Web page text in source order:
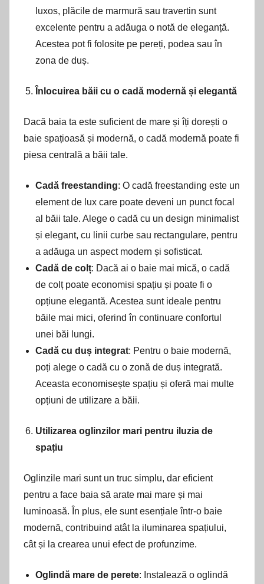
luxos, plăcile de marmură sau travertin sunt
excelente pentru a adăuga o notă de eleganță.
Acestea pot fi folosite pe pereți, podea sau în
zona de duș.
Înlocuirea băii cu o cadă modernă și elegantă
Dacă baia ta este suficient de mare și îți dorești o
baie spațioasă și modernă, o cadă modernă poate fi
piesa centrală a băii tale.
Cadă freestanding: O cadă freestanding este un
element de lux care poate deveni un punct focal
al băii tale. Alege o cadă cu un design minimalist
și elegant, cu linii curbe sau rectangulare, pentru
a adăuga un aspect modern și sofisticat.
Cadă de colț: Dacă ai o baie mai mică, o cadă
de colț poate economisi spațiu și poate fi o
opțiune elegantă. Acestea sunt ideale pentru
băile mai mici, oferind în continuare confortul
unei băi lungi.
Cadă cu duș integrat: Pentru o baie modernă,
poți alege o cadă cu o zonă de duș integrată.
Aceasta economisește spațiu și oferă mai multe
opțiuni de utilizare a băii.
Utilizarea oglinzilor mari pentru iluzia de
spațiu
Oglinzile mari sunt un truc simplu, dar eficient
pentru a face baia să arate mai mare și mai
luminoasă. În plus, ele sunt esențiale într-o baie
modernă, contribuind atât la iluminarea spațiului,
cât și la crearea unui efect de profunzime.
Oglindă mare de perete: Instalează o oglindă